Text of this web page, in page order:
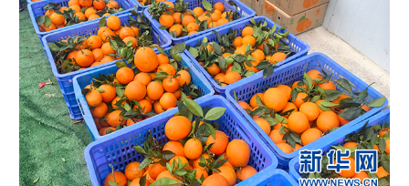
六盘水 毕节 铜仁 黔东南
黔南 黔西南
地方频道
北京 天津 河北 山西